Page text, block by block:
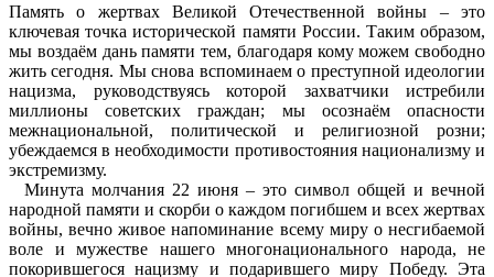
Память о жертвах Великой Отечественной войны – это
ключевая точка исторической памяти России. Таким образом,
мы воздаём дань памяти тем, благодаря кому можем свободно
жить сегодня. Мы снова вспоминаем о преступной идеологии
нацизма, руководствуясь которой захватчики истребили
миллионы советских граждан; мы осознаём опасности
межнациональной, политической и религиозной розни;
убеждаемся в необходимости противостояния национализму и
экстремизму.
Минута молчания 22 июня – это символ общей и вечной
народной памяти и скорби о каждом погибшем и всех жертвах
войны, вечно живое напоминание всему миру о несгибаемой
воле и мужестве нашего многонационального народа, не
покорившегося нацизму и подарившего миру Победу. Эта